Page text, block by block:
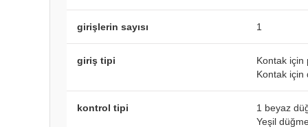
girişlerin sayısı 1
giriş tipi
Kontak için
Kontak için
kontrol tipi
1 beyaz
Yeşil